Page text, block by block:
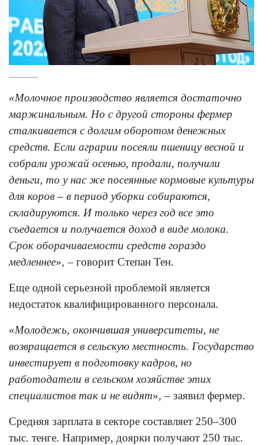
«Молочное производство является достаточно
маржинальным. Но с другой стороны фермер
сталкивается с долгим оборотом денежных
средств. Если аграрии посеяли пшеницу весной и
собрали урожай осенью, продали, получили
деньги, то у нас же посеянные кормовые культуры
для коров – в период уборки собираются,
складируются. И только через год все это
съедается и получается доход в виде молока.
Срок оборачиваемости средств гораздо
медленнее», – говорит Степан Тен.
Еще одной серьезной проблемой является
недостаток квалифицированного персонала.
«Молодежь, окончившая университеты, не
возвращается в сельскую местность. Государство
инвестирует в подготовку кадров, но
работодатели в сельском хозяйстве этих
специалистов так и не видят», – заявил фермер.
Средняя зарплата в секторе составляет 250–300
тыс. тенге. Например, доярки получают 250 тыс.